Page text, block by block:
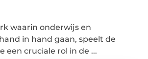
waarin onderwijs en
in hand gaan, speelt de
een cruciale rol in de ...